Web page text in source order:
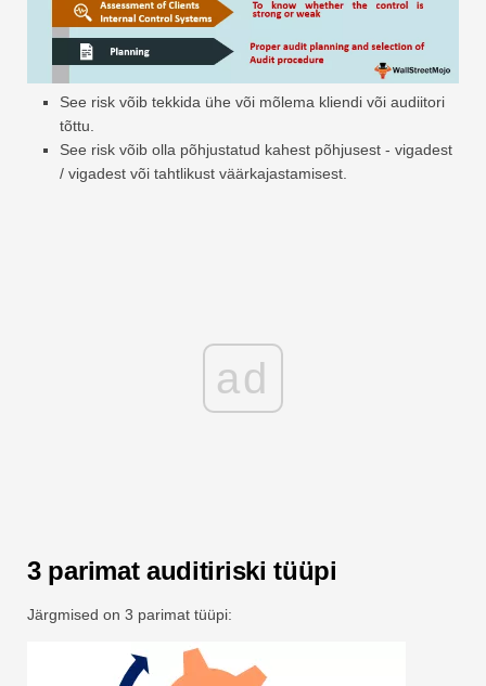
See risk võib tekkida ühe või mõlema kliendi või audiitori
tõttu.
See risk võib olla põhjustatud kahest põhjusest - vigadest
/ vigadest või tahtlikust väärkajastamisest.
ad
3 parimat auditiriski tüüpi
Järgmised on 3 parimat tüüpi: